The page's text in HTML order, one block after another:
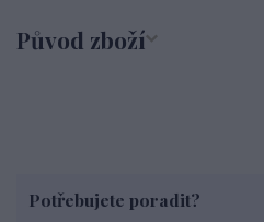
Původ zboží
Potřebujete poradit?